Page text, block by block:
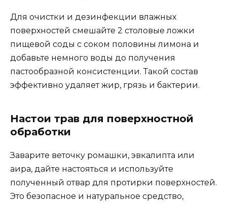
Для очистки и дезинфекции влажных
поверхностей смешайте 2 столовые ложки
пищевой соды с соком половины лимона и
добавьте немного воды до получения
пастообразной консистенции. Такой состав
эффективно удаляет жир, грязь и бактерии.
Настои трав для поверхностной
обработки
Заварите веточку ромашки, эвкалипта или
аира, дайте настояться и используйте
полученный отвар для протирки поверхностей.
Это безопасное и натуральное средство,